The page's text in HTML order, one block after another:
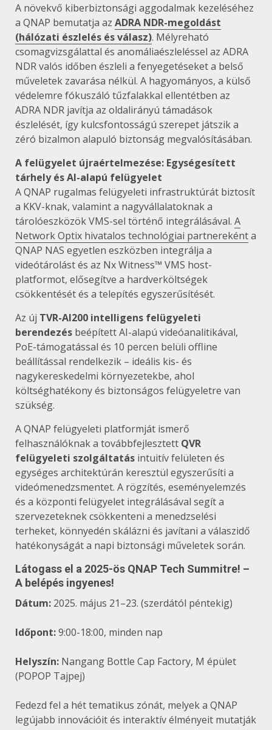
A növekvő kiberbiztonsági aggodalmak kezeléséhez
a QNAP bemutatja az ADRA NDR-megoldást
(hálózati észlelés és válasz). Mélyreható
csomagvizsgálattal és anomáliaészleléssel az ADRA
NDR valós időben észleli a fenyegetéseket a belső
műveletek zavarása nélkül. A hagyományos, a külső
védelemre fókuszáló tűzfalakkal ellentétben az
ADRA NDR javítja az oldalirányú támadások
észlelését, így kulcsfontosságú szerepet játszik a
zéró bizalmon alapuló biztonság megvalósításában.
A felügyelet újraértelmezése: Egységesített
tárhely és AI-alapú felügyelet
A QNAP rugalmas felügyeleti infrastruktúrát biztosít
a KKV-knak, valamint a nagyvállalatoknak a
tárolóeszközök VMS-sel történő integrálásával. A
Network Optix hivatalos technológiai partnerekénta
QNAP NAS egyetlen eszközben integrálja a
videótárolást és az Nx Witness™ VMS host-
platformot, elősegítve a hardverköltségek
csökkentését és a telepítés egyszerűsítését.
Az új TVR-AI200 intelligens felügyeleti
berendezés beépített AI-alapú videóanalitikával,
PoE-támogatással és 10 percen belüli offline
beállítással rendelkezik – ideális kis- és
nagykereskedelmi környezetekbe, ahol
költséghatékony és biztonságos felügyeletre van
szükség.
A QNAP felügyeleti platformját ismerő
felhasználóknak a továbbfejlesztett QVR
felügyeleti szolgáltatás intuitív felületen és
egységes architektúrán keresztül egyszerűsíti a
videómenedzsmentet. A rögzítés, eseményelemzés
és a központi felügyelet integrálásával segít a
szervezeteknek csökkenteni a menedzselési
terheket, könnyedén skálázni és javítani a válaszidő
hatékonyságát a napi biztonsági műveletek során.
Látogass el a 2025-ös QNAP Tech Summitre! –
A belépés ingyenes!
Dátum: 2025. május 21–23. (szerdától péntekig)
Időpont:9:00-18:00, minden nap
Helyszín: Nangang Bottle Cap Factory, M épület
(POPOP Tajpej)
Fedezd fel a hét tematikus zónát, melyek a QNAP
legújabb innovációit és interaktív élményeit mutatják